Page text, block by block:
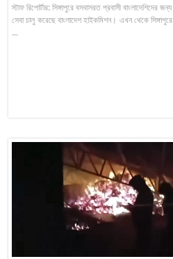
স্টাফ রিপোর্টার: সিঙ্গাপুরে বসবাসরত প্রবাসী
সেবা চালু করেছে বাংলাদেশ হাইকমিশন। এখন থেকে
...